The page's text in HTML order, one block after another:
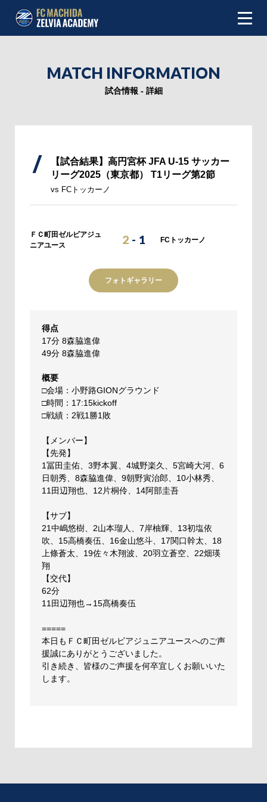
TOP TEAM
MATCH INFORMATION
試合情報 - 詳細
【試合結果】高円宮杯 JFA U-15 サッカー
リーグ2025（東京都） T1リーグ第2節
vs FCトッカーノ
ＦＣ町田ゼルビアジュ
ニアユース
2 - 1 FCトッカーノ
フォトギャラリー
得点
17分 8森脇進偉
49分 8森脇進偉
概要
□会場：小野路GIONグラウンド
□時間：17:15kickoff
□戦績：2戦1勝1敗
【メンバー】
【先発】
1冨田圭佑、3野本翼、4城野楽久、5宮崎大河、6
日朝秀、8森脇進偉、9朝野寅治郎、10小林秀、
11田辺翔也、12片桐伶、14阿部圭吾
【サブ】
21中嶋悠樹、2山本瑠人、7岸柚輝、13初塩依
吹、15高橋奏伍、16金山悠斗、17関口幹太、18
上條蒼太、19佐々木翔波、20羽立蒼空、22畑瑛
翔
【交代】
62分
11田辺翔也→15髙橋奏伍
=====
本日もＦＣ町田ゼルビアジュニアユースへのご声
援誠にありがとうございました。
引き続き、皆様のご声援を何卒宜しくお願いいた
します。